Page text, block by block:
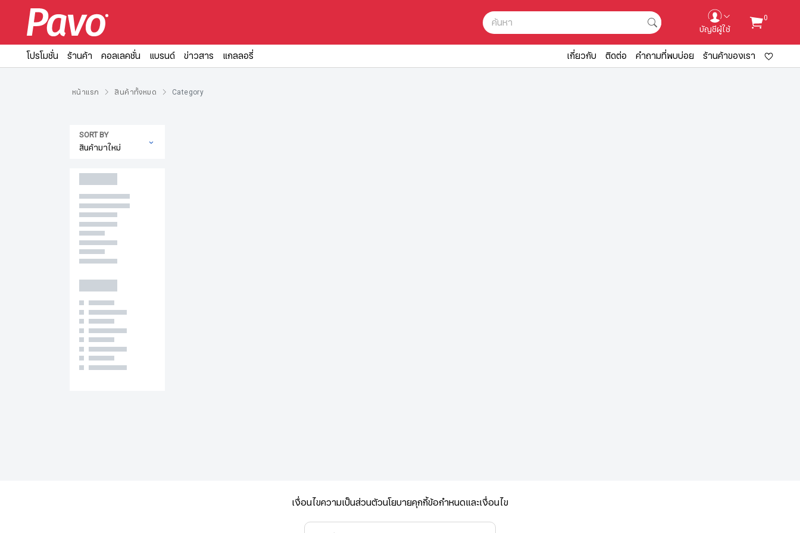
ค้นหา บัญชีผู้ใช้
0
โปรโมชั่น ร้านค้า คอลเลคชั่น แบรนด์ ข่าวสาร แกลลอรี่ เกี่ยวกับ ติดต่อ คำถามที่พบบ่อย ร้านค้าของเรา
หน้าแรก สินค้าทั้งหมด Category
SORT BY
เงื่อนไขความเป็นส่วนตัวนโยบายคุกกี้ข้อกำหนดและเงื่อนไข